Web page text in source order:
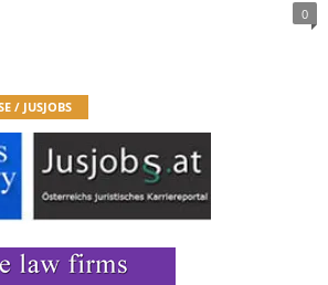
0
/ JUSJOBS